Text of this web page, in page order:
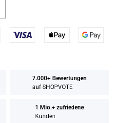
7.000+ Bewertungen
auf SHOPVOTE
1 Mio.+ zufriedene
Kunden